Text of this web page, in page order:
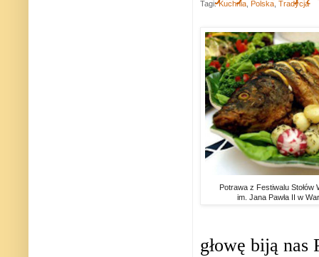
Potrawa z Festiwalu
im. Jana Pawła II w
głowę biją nas
Tagi:Kuchnia Polska Tradycja